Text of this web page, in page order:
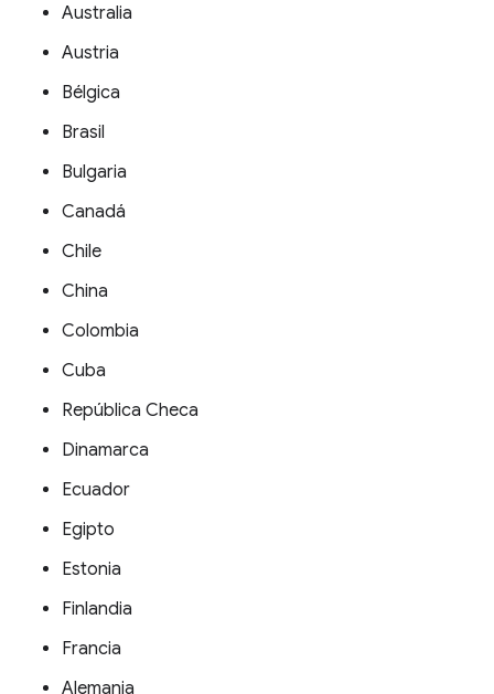
Australia
Austria
Bélgica
Brasil
Bulgaria
Canadá
Chile
China
Colombia
Cuba
República Checa
Dinamarca
Ecuador
Egipto
Estonia
Finlandia
Francia
Alemania